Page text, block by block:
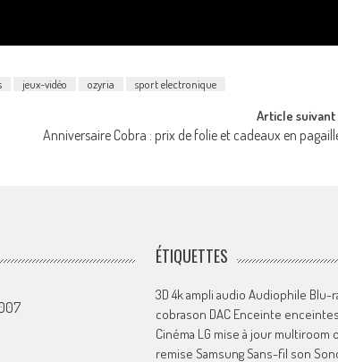
jeux-vidéo ozyria sport electronique
Article suivant
Anniversaire Cobra : prix de folie et cadeaux en
ÉTIQUETTES
3D 4kampli audio Audiophile Blu-
cobrason DAC Enceinte enceintes
Cinéma LG mise à jour multiroom
remise SamsungSans-fil son